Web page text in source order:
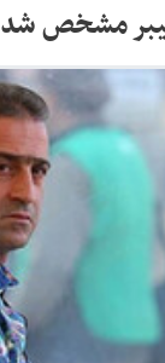
مشخص شد